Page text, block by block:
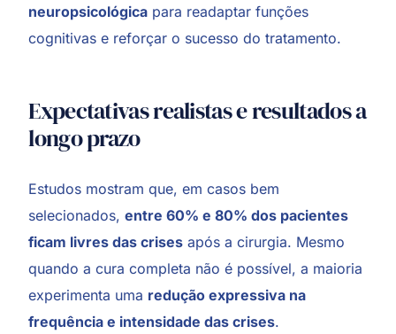
neuropsicológica para readaptar funções
cognitivas e reforçar o sucesso do tratamento.
Expectativas realistas e resultados a
longo prazo
Estudos mostram que, em casos bem
selecionados,entre 60% e 80% dos pacientes
ficam livres das crises após a cirurgia. Mesmo
quando a cura completa não é possível, a maioria
experimenta uma redução expressiva na
frequência e intensidade das crises.